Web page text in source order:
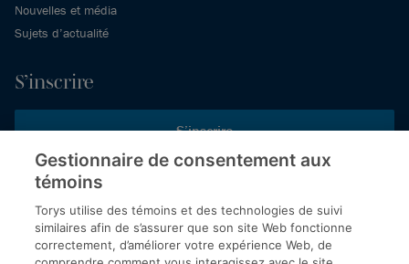
Nouvelles et média
Sujets d’actualité
S’inscrire
S’inscrire
Inscrivez-vous aux publications de Torys pour recevoir nos derniers
commentaires, notre calendrier de webinaires et d’événements et
plus encore.
Gestionnaire de consentement aux
témoins
Torys utilise des témoins et des technologies de suivi
similaires afin de s’assurer que son site Web fonctionne
correctement, d’améliorer votre expérience Web, de